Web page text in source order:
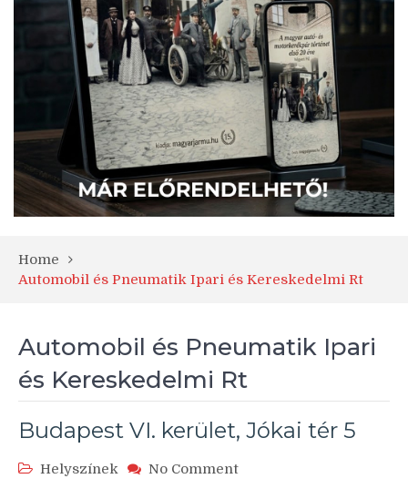
Home
Automobil és Pneumatik Ipari és Kereskedelmi Rt
Automobil és Pneumatik Ipari
és Kereskedelmi Rt
Budapest VI. kerület, Jókai tér 5
Helyszínek No Commenton